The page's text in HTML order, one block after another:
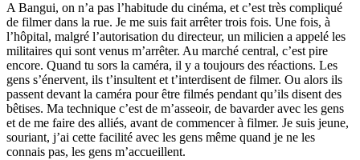
A Bangui, on n’a pas l’habitude du cinéma, et c’est très compliqué
de filmer dans la rue. Je me suis fait arrêter trois fois. Une fois, à
l’hôpital, malgré l’autorisation du directeur, un milicien a appelé les
militaires qui sont venus m’arrêter. Au marché central, c’est pire
encore. Quand tu sors la caméra, il y a toujours des réactions. Les
gens s’énervent, ils t’insultent et t’interdisent de filmer. Ou alors ils
passent devant la caméra pour être filmés pendant qu’ils disent des
bêtises. Ma technique c’est de m’asseoir, de bavarder avec les gens
et de me faire des alliés, avant de commencer à filmer. Je suis jeune,
souriant, j’ai cette facilité avec les gens même quand je ne les
connais pas, les gens m’accueillent.